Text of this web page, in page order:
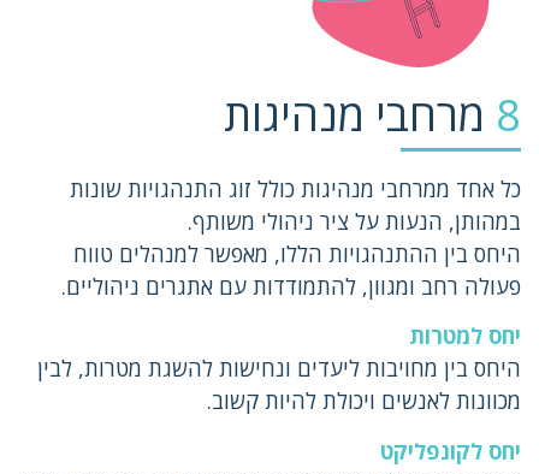
8 מרחבי מנהיגות
כל אחד ממרחבי מנהיגות כולל זוג התנהגויות שונות
במהותן, הנעות על ציר ניהולי משותף.
היחס בין ההתנהגויות הללו, מאפשר למנהלים טווח
פעולה רחב ומגוון, להתמודדות עם אתגרים ניהוליים.
יחס למטרות
היחס בין מחויבות ליעדים ונחישות להשגת מטרות, לבין
מכוונות לאנשים ויכולת להיות קשוב.
יחס לקונפליקט